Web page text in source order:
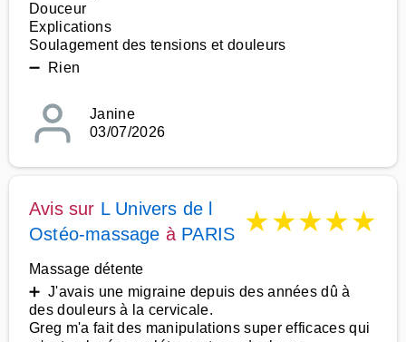
Douceur
Explications
Soulagement des tensions et douleurs
➖ Rien
Janine
03/07/2026
Avis sur L Univers de l
Ostéo-massage à PARIS ★★★★★
Massage détente
➕ J'avais une migraine depuis des années dû à
des douleurs à la cervicale.
Greg m'a fait des manipulations super efficaces qui